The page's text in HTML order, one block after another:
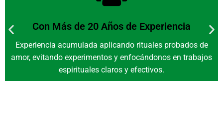
Con Más de 20 Años de Experiencia
Experiencia acumulada aplicando rituales probados de
amor, evitando experimentos y enfocándonos en trabajos
espirituales claros y efectivos.